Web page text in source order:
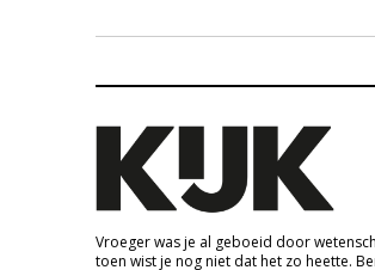
Vroeger was je al geboeid door
toen wist je nog niet dat het zo heette.